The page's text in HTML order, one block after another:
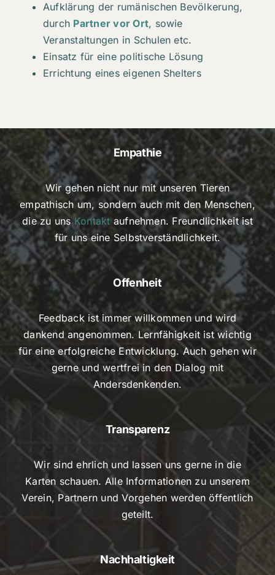
Aufklärung der rumänischen Bevölkerung,
durch Partner vor Ort, sowie
Veranstaltungen in Schulen etc.
Einsatz für eine politische Lösung
Errichtung eines eigenen Shelters
Empathie
Wir gehen nicht nur mit unseren Tieren
empathisch um, sondern auch mit den Menschen,
die zu unsKontakt aufnehmen. Freundlichkeit ist
für uns eine Selbstverständlichkeit.
Offenheit
Feedback ist immer willkommen und wird
dankend angenommen. Lernfähigkeit ist wichtig
für eine erfolgreiche Entwicklung. Auch gehen wir
gerne und wertfrei in den Dialog mit
Andersdenkenden.
Transparenz
Wir sind ehrlich und lassen uns gerne in die
Karten schauen. Alle Informationen zu unserem
Verein, Partnern und Vorgehen werden öffentlich
geteilt.
Nachhaltigkeit